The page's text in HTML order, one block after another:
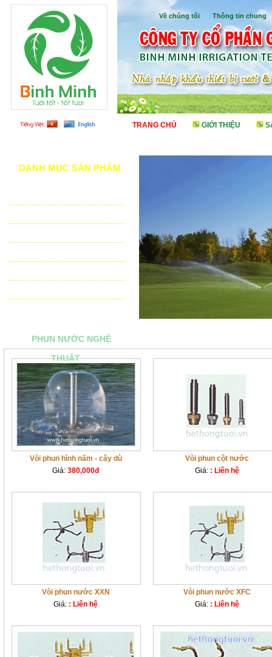
TRANG CHỦ GIỚI THIỆU
Về chúng tôi Thông tin chung
DANH MỤC SẢN PHẨM
PHUN NƯỚC NGHỆ
THUẬT
Vòi phun hình nấm - cây dù
Giá:380,000đ
Vòi phun cột nước
Giá: : Liên hệ
Vòi phun nước XXN
Giá: : Liên hệ
Vòi phun nước XFC
Giá: : Liên hệ